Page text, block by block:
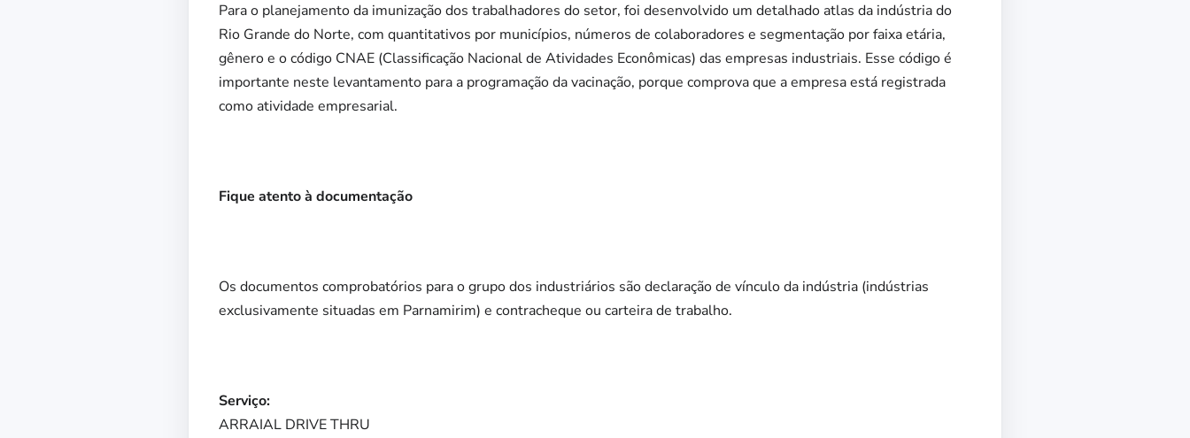
Para o planejamento da imunização dos trabalhadores do setor, foi desenvolvido um detalhado atlas da indústria do
Rio Grande do Norte, com quantitativos por municípios, números de colaboradores e segmentação por faixa etária,
gênero e o código CNAE (Classificação Nacional de Atividades Econômicas) das empresas industriais. Esse código é
importante neste levantamento para a programação da vacinação, porque comprova que a empresa está registrada
como atividade empresarial.
Fique atento à documentação
Os documentos comprobatórios para o grupo dos industriários são declaração de vínculo da indústria (indústrias
exclusivamente situadas em Parnamirim) e contracheque ou carteira de trabalho.
Serviço:
ARRAIAL DRIVE THRU